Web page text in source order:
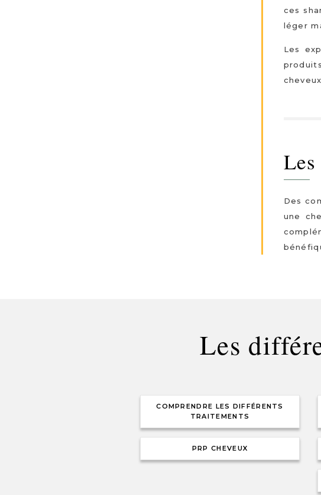
ces
léger
Les
Des
une
Les
COMPRENDRE LES DIFFÉRENTS
TRAITEMENTS
PRP CHEVEUX